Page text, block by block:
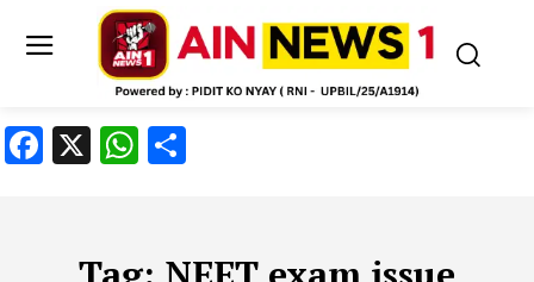
Facebook
X WhatsApp